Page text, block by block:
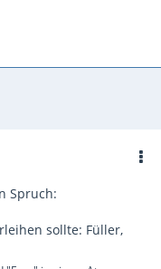
Spruch:
sollte: Füller,